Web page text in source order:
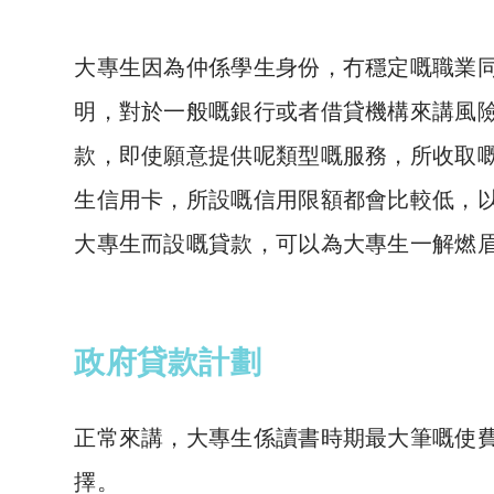
大專生因為仲係學生身份，冇穩定嘅職業
明，對於一般嘅銀行或者借貸機構來講風
款，即使願意提供呢類型嘅服務，所收取
生信用卡，所設嘅信用限額都會比較低，
大專生而設嘅貸款，可以為大專生一解燃
政府貸款計劃
正常來講，大專生係讀書時期最大筆嘅使
擇。